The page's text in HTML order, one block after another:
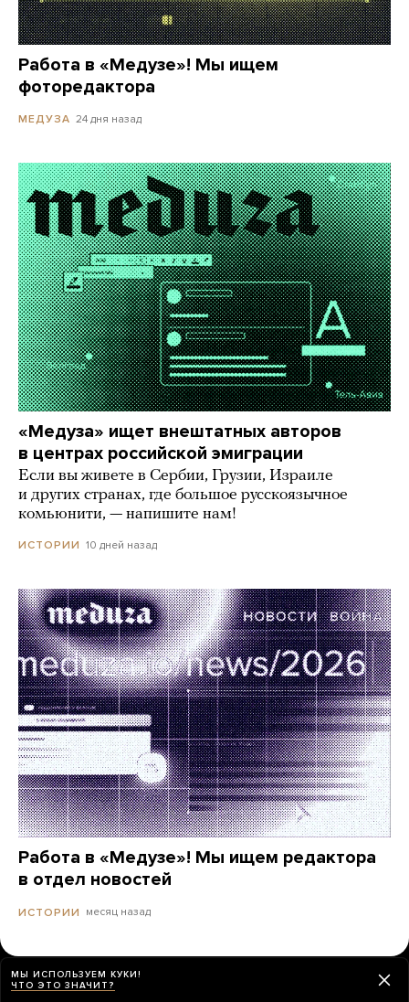
Работа в «Медузе»! Мы ищем
фоторедактора
МЕДУЗА 24 дня назад
«Медуза» ищет внештатных авторов
в центрах российской эмиграции
Если вы живете в Сербии, Грузии, Израиле
и других странах, где большое русскоязычное
комьюнити, — напишите нам!
ИСТОРИИ 10 дней назад
Работа в «Медузе»! Мы ищем редактора
в отдел новостей
ИСТОРИИ месяц назад
МЫ ИСПОЛЬЗУЕМ КУКИ!
ЧТО ЭТО ЗНАЧИТ?